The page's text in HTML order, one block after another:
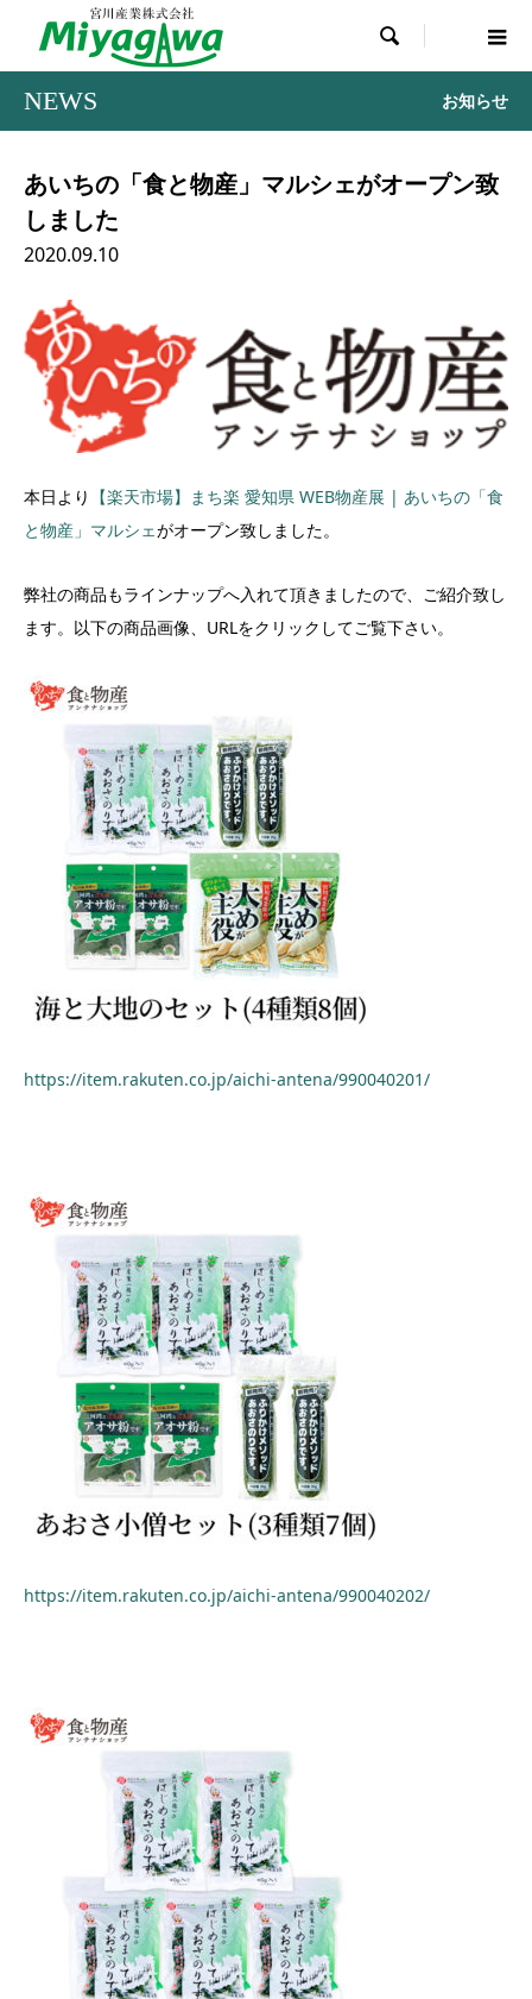

NEWS お知らせ
あいちの「食と物産」マルシェがオープン致
しました
2020.09.10
本日より
【楽天市場】まち楽 愛知県 WEB物産展 | あいちの「食
と物産」マルシェがオープン致しました。
弊社の商品もラインナップへ入れて頂きましたので、ご紹介致し
ます。以下の商品画像、URLをクリックしてご覧下さい。
https://item.rakuten.co.jp/aichi-antena/990040201/
https://item.rakuten.co.jp/aichi-antena/990040202/